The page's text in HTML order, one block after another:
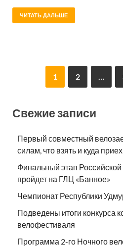
ЧИТАТЬ ДАЛЬШЕ
1 2 …
Свежие записи
Первый совместный
силам, что взять и куда
Финальный этап
пройдет на ГЛЦ «Банное»
Чемпионат Республики
Подведены итоги конкурса
велофестиваля
Программа 2-го Ночного